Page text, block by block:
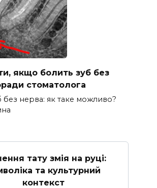
якщо болить зуб без
стоматолога
без нерва: як таке можливо?
тату змія на руці:
та культурний
контекст